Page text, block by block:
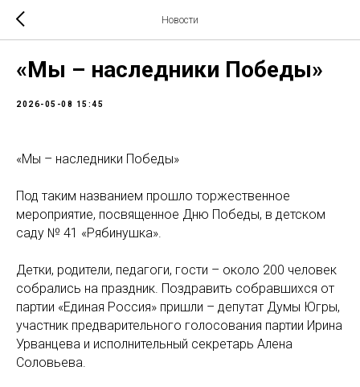
Новости
«Мы – наследники Победы»
2026-05-08 15:45
«Мы – наследники Победы»
Под таким названием прошло торжественное
мероприятие, посвященное Дню Победы, в детском
саду № 41 «Рябинушка».
Детки, родители, педагоги, гости – около 200 человек
собрались на праздник. Поздравить собравшихся от
партии «Единая Россия» пришли – депутат Думы Югры,
участник предварительного голосования партии Ирина
Урванцева и исполнительный секретарь Алена
Соловьева.